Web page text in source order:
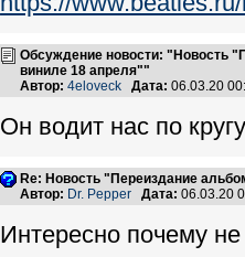
Обсуждение новости: "Новость
виниле 18 апреля""
Автор: 4eloveck Дата: 06.03.20
Он водит нас по
Re: Новость "Переиздание
Автор: Dr. Pepper Дата: 06.03.20
Интересно почему